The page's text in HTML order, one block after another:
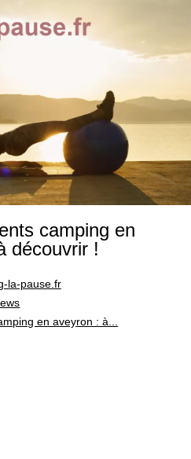
camping en
découvrir !
la-pause.fr
en aveyron : à...